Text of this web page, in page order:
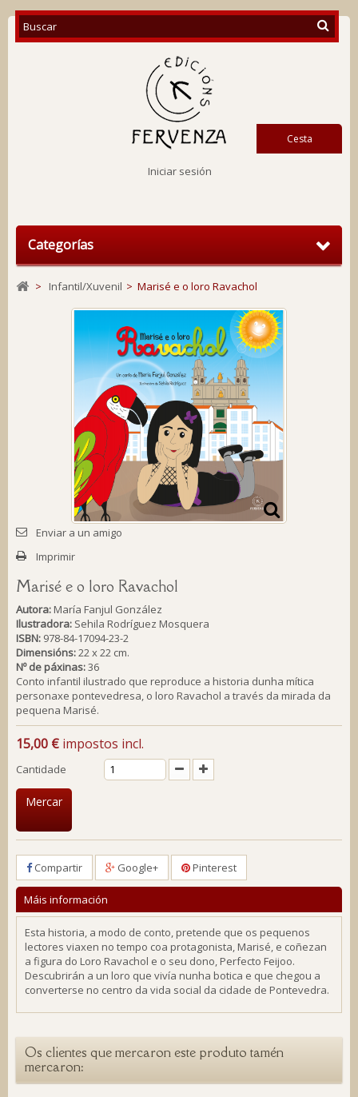
Cesta
Categorías
Iniciar sesión
> Infantil/Xuvenil > Marisé e o loro Ravachol
Enviar a un amigo
Imprimir
Marisé e o loro Ravachol
Autora: María Fanjul González
Ilustradora: Sehila Rodríguez Mosquera
ISBN: 978-84-17094-23-2
Dimensións:22 x 22 cm.
Nº de páxinas:36
Conto infantil ilustrado que reproduce a historia dunha mítica
personaxe pontevedresa, o loro Ravachol a través da mirada da
pequena Marisé.
15,00 € impostos incl.
Cantidade
Mercar
Compartir Google+ Pinterest
Máis información
Esta historia, a modo de conto, pretende que os pequenos
lectores viaxen no tempo coa protagonista, Marisé, e coñezan
a figura do Loro Ravachol e o seu dono, Perfecto Feijoo.
Descubrirán a un loro que vivía nunha botica e que chegou a
converterse no centro da vida social da cidade de Pontevedra.
Os clientes que mercaron este produto tamén
mercaron: